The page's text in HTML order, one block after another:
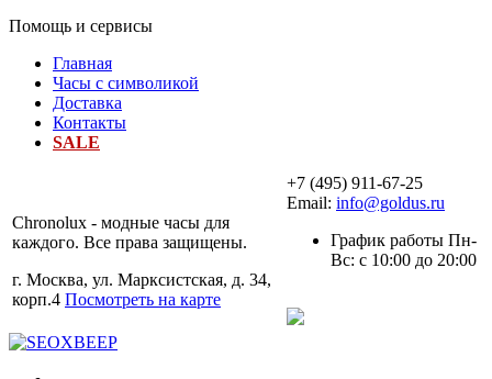
Помощь и сервисы
Главная
Часы с символикой
Доставка
Контакты
SALE
Chronolux - модные часы для
каждого. Все права защищены.
г. Москва, ул. Марксистская, д. 34,
корп.4 Посмотреть на карте
+7 (495) 911-67-25
Email: info@goldus.ru
График работы Пн-
Вс: с 10:00 до 20:00